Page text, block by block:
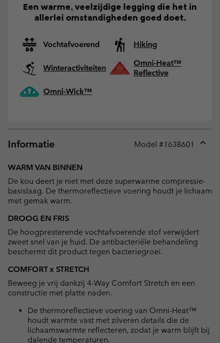
Een warme, veelzijdige legging die het in
allerlei omstandigheden goed doet.
Vochtafvoerend Hiking
Winteractiviteiten
Omni-Heat™
Reflective
Omni-Wick™
Informatie Model #1638601
WARM VAN BINNEN
De kou deert je niet met deze superwarme compressie-
basislaag. De thermoreflectieve voering houdt je lichaam
met gemak warm.
DROOG EN FRIS
De hoogpresterende vochtafvoerende stof verwijdert
zweet snel van je huid. De antibacteriële behandeling
beschermt dit product tegen bacteriegroei.
COMFORT x STRETCH
Beweeg je vrij dankzij 4-Way Comfort Stretch en een
constructie met platte naden.
De thermoreflectieve voering van Omni-Heat™
houdt warmte vast met zilveren details die de
lichaamswarmte reflecteren, zodat je warm blijft bij
dalende temperaturen.